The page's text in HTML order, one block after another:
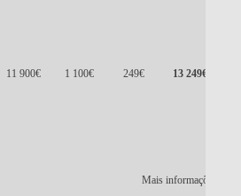
11 900€ 1 100€ 249€ 13 249€
Mais informações